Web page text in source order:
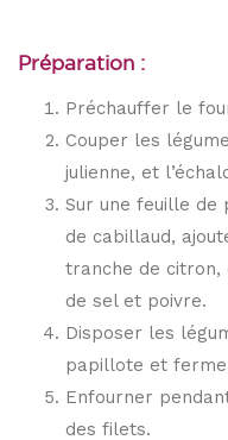
Préparation :
Préchauffer le
Couper les
julienne, et
Sur une feuille de
de cabillaud,
tranche de citron,
de sel et poivre.
Disposer les
papillote et
Enfourner
des filets.